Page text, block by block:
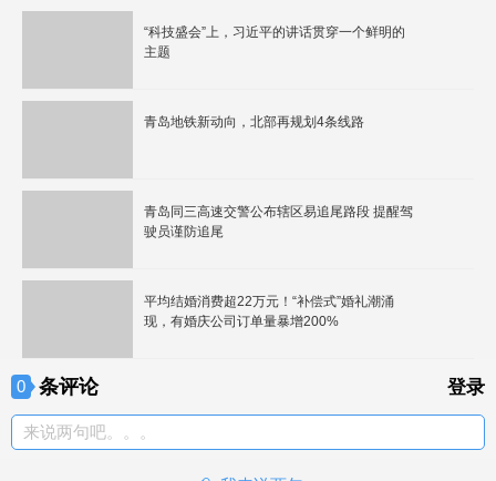
“科技盛会”上，习近平的讲话贯穿一个鲜明的
主题
青岛地铁新动向，北部再规划4条线路
青岛同三高速交警公布辖区易追尾路段 提醒驾
驶员谨防追尾
平均结婚消费超22万元！“补偿式”婚礼潮涌
现，有婚庆公司订单量暴增200%
0 条评论 登录
来说两句吧。。。